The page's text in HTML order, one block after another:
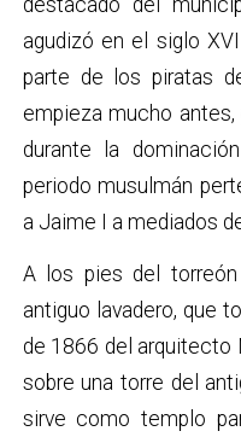
agudizó en el siglo
parte de los piratas
empieza mucho
durante la
periodo musulmán
a Jaime I a mediados
A los pies del
antiguo lavadero, que
de 1866 del arquitecto
sobre una torre del
sirve como templo